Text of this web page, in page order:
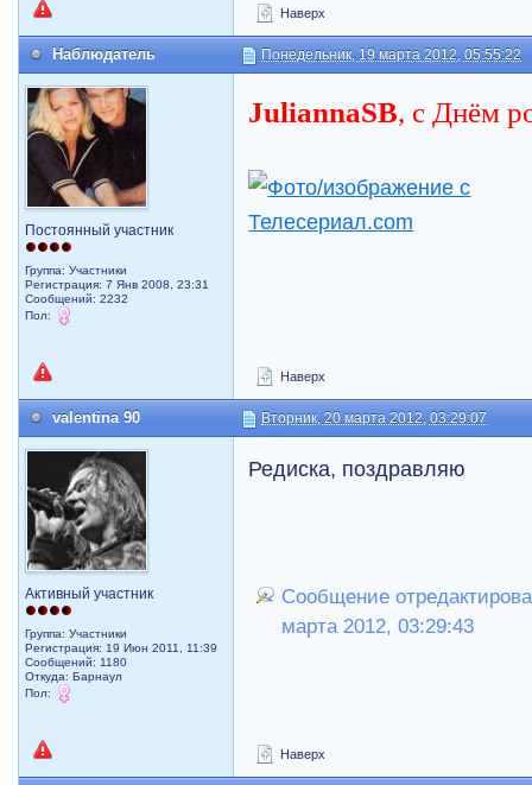
Наверх
Наблюдатель Понедельник, 19 марта 2012, 05:55:22
Постоянный участник
Группа: Участники
Регистрация: 7 Янв 2008, 23:31
Сообщений: 2232
Пол:
JuliannaSB, с Днём
Наверх
valentina 90 Вторник, 20 марта 2012, 03:29:07
Активный участник
Группа: Участники
Регистрация: 19 Июн 2011, 11:39
Сообщений: 1180
Откуда: Барнаул
Пол:
Редиска, поздравляю
Сообщение
марта 2012, 03:29:43
Наверх